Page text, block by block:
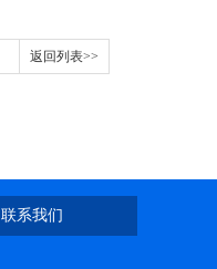
返回列表>>
联系我们